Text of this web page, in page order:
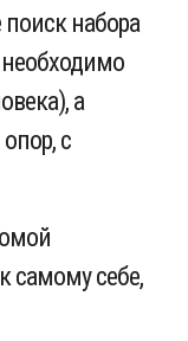
поиск набора
а
с
самому себе,